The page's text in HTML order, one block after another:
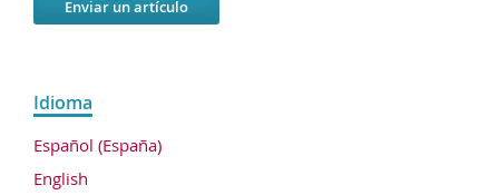
Enviar un artículo
Idioma
Español (España)
English